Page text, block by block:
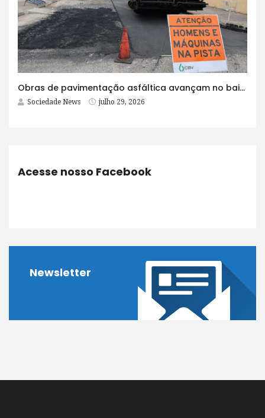
Obras de pavimentação asfáltica avançam no bairro Brasília e chegam a mais quatro ruas
Sociedade News julho 29, 2026
Acesse nosso Facebook
Newsletter